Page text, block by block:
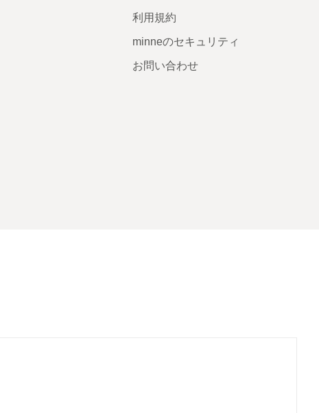
利用規約
minneのセキュリティ
お問い合わせ